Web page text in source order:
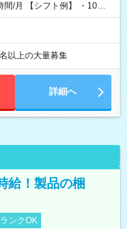
・10：
以上の大量募集
詳細へ
給！製品の梱
ンクOK